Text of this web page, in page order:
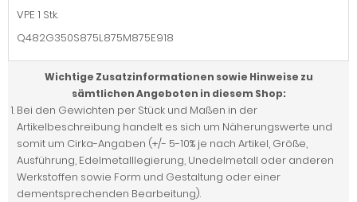
VPE 1 Stk.
Q482G350S875L875M875E918
Wichtige Zusatzinformationen sowie Hinweise zu
sämtlichen Angeboten in diesem Shop:
Bei den Gewichten per Stück und Maßen in der
Artikelbeschreibung handelt es sich um Näherungswerte und
somit um Cirka-Angaben (+/- 5-10% je nach Artikel, Größe,
Ausführung, Edelmetalllegierung, Unedelmetall oder anderen
Werkstoffen sowie Form und Gestaltung oder einer
dementsprechenden Bearbeitung).